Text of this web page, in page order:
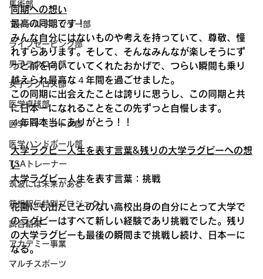
馬術部
フィールドホッケー部
ライフセービング部
男子ラクロス部
女子ラクロス部
医学卓球部
医学バドミントン部
医学ハンドボール部
TSAトレーナー
筑波には未来がある
箱根駅伝特別プロジェクト
試合結果
アカデミー事業
マルチスポーツ
同期への想い
最高の同期です！
みんな自分にはないものや考えを持っていて、尊敬、憧
れすらあります。そして、そんなみんなが楽しそうにず
っと前を向いていてくれたおかげで、つらい瞬間も乗り
越えられ最高な４年間を過ごせました。
この同期に出会えたことは誇りに思うし、この同期と共
に日本一になれることをこの先ずっと自慢します。
４年間本当にありがとう！！
大学ラグビー人生を表す言葉&残りの大学ラグビーへの想
い
大学ラグビー人生を表す言葉：挑戦
花園にも出たことのない高校出身の自分にとって大学で
のラグビーはすべて新しい経験であり挑戦でした。残り
の大学ラグビーも最後の瞬間まで挑戦し続け、日本一に
なる。